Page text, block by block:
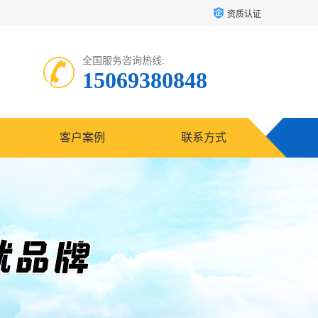
资质认证
全国服务咨询热线:
15069380848
客户案例 联系方式